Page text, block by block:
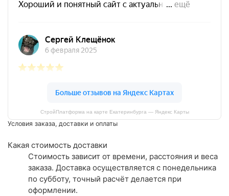
СтройПлатформа на карте Екатеринбурга — Яндекс Карты
Условия заказа, доставки и оплаты
Какая стоимость доставки
Стоимость зависит от времени, расстояния и веса
заказа. Доставка осуществляется с понедельника
по субботу, точный расчёт делается при
оформлении.